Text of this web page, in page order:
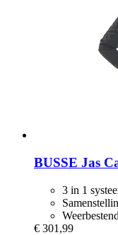
BUSSE Jas
3 in 1
€ 301,99